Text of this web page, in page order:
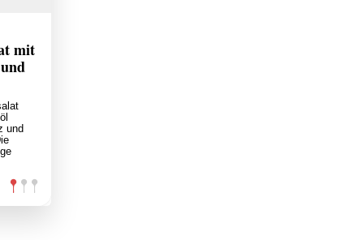
mit
und